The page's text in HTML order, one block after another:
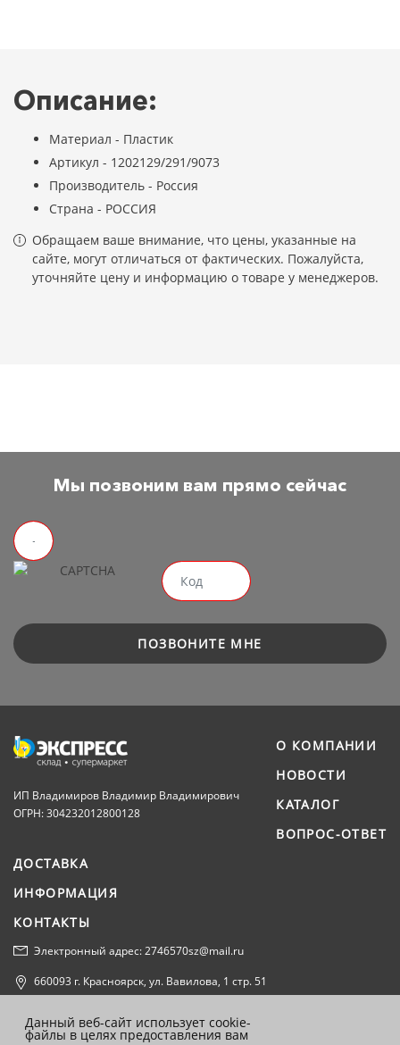
Описание:
Материал - Пластик
Артикул - 1202129/291/9073
Производитель - Россия
Страна - РОССИЯ
Обращаем ваше внимание, что цены, указанные на
сайте, могут отличаться от фактических. Пожалуйста,
уточняйте цену и информацию о товаре у менеджеров.
Мы позвоним вам прямо сейчас
ПОЗВОНИТЕ МНЕ
ИП Владимиров Владимир Владимирович
ОГРН: 304232012800128
О КОМПАНИИ
НОВОСТИ
КАТАЛОГ
ВОПРОС-ОТВЕТ
ДОСТАВКА
ИНФОРМАЦИЯ
КОНТАКТЫ
Электронный адрес: 2746570sz@mail.ru
660093 г. Красноярск, ул. Вавилова, 1 стр. 51
Согласие на обработку персональных данных
Данный веб-сайт использует cookie-
файлы в целях предоставления вам